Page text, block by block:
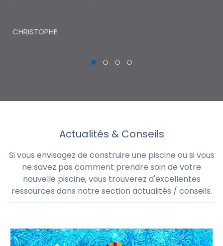
CHRISTOPHE
Actualités & Conseils
Si vous envisagez de construire une piscine ou si vous
ne savez pas comment prendre soin de votre
nouvelle piscine, vous trouverez d'excellentes
ressources dans notre section actualités / conseils.